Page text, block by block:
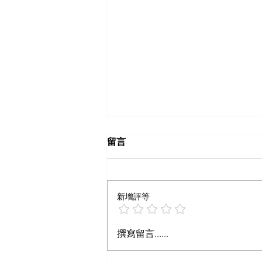
什么样内容算爆文
留言
新增評等
撰寫留言......